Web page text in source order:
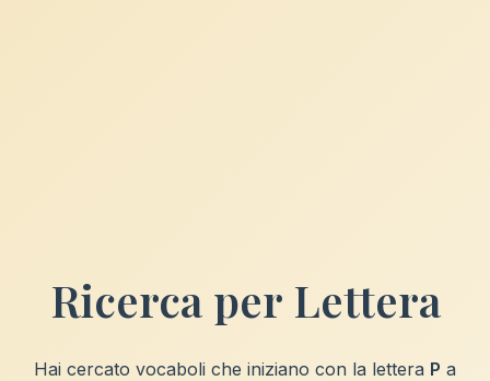
Ricerca per Lettera
Hai cercato vocaboli che iniziano con la lettera P a